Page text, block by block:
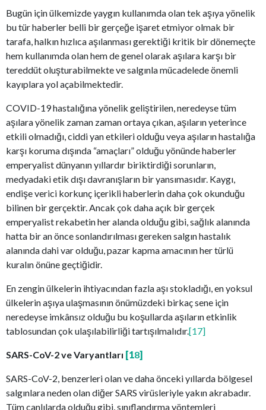
Bugün için ülkemizde yaygın kullanımda olan tek aşıya yönelik
bu tür haberler belli bir gerçeğe işaret etmiyor olmak bir
tarafa, halkın hızlıca aşılanması gerektiği kritik bir dönemeçte
hem kullanımda olan hem de genel olarak aşılara karşı bir
tereddüt oluşturabilmekte ve salgınla mücadelede önemli
kayıplara yol açabilmektedir.
COVID-19 hastalığına yönelik geliştirilen, neredeyse tüm
aşılara yönelik zaman zaman ortaya çıkan, aşıların yeterince
etkili olmadığı, ciddi yan etkileri olduğu veya aşıların hastalığa
karşı koruma dışında “amaçları” olduğu yönünde haberler
emperyalist dünyanın yıllardır biriktirdiği sorunların,
medyadaki etik dışı davranışların bir yansımasıdır. Kaygı,
endişe verici korkunç içerikli haberlerin daha çok okunduğu
bilinen bir gerçektir. Ancak çok daha açık bir gerçek
emperyalist rekabetin her alanda olduğu gibi, sağlık alanında
hatta bir an önce sonlandırılması gereken salgın hastalık
alanında dahi var olduğu, pazar kapma amacının her türlü
kuralın önüne geçtiğidir.
En zengin ülkelerin ihtiyacından fazla aşı stokladığı, en yoksul
ülkelerin aşıya ulaşmasının önümüzdeki birkaç sene için
neredeyse imkânsız olduğu bu koşullarda aşıların etkinlik
tablosundan çok ulaşılabilirliği tartışılmalıdır.[17]
SARS-CoV-2 ve Varyantları [18]
SARS-CoV-2, benzerleri olan ve daha önceki yıllarda bölgesel
salgınlara neden olan diğer SARS virüsleriyle yakın akrabadır.
Tüm canlılarda olduğu gibi, sınıflandırma yöntemleri